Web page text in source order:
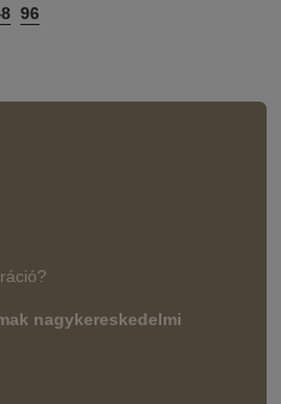
96
nagykereskedelmi